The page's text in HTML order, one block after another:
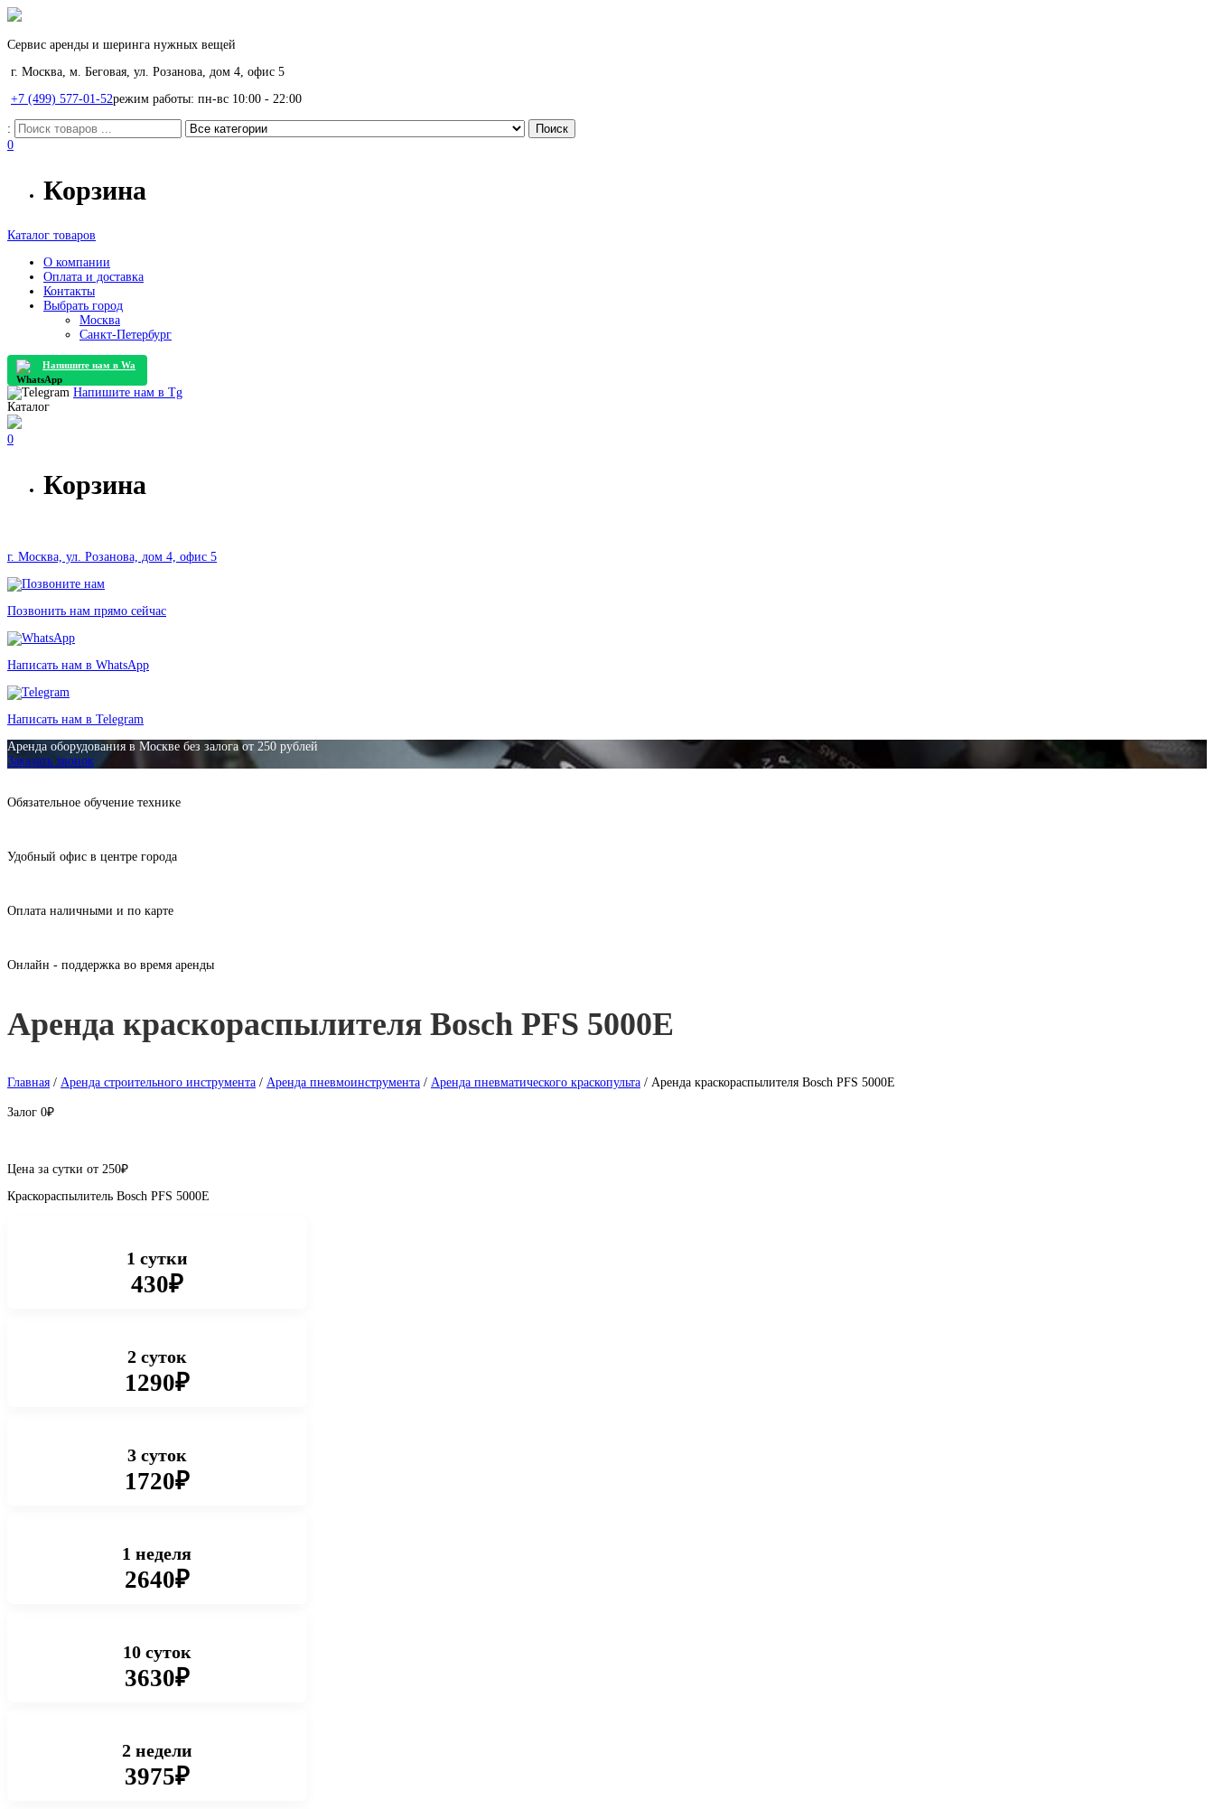
Сервис аренды и шеринга нужных вещей
г. Москва, м. Беговая, ул. Розанова, дом 4, офис 5
+7 (499) 577-01-52режим работы: пн-вс 10:00 - 22:00
:
0
Корзина
Каталог товаров
О компании
Оплата и доставка
Контакты
Выбрать город
Москва
Санкт-Петербург
Напишите нам в Wa
Напишите нам в Tg
Каталог
0
Корзина
г. Москва, ул. Розанова, дом 4, офис 5
Позвонить нам прямо сейчас
Написать нам в WhatsApp
Написать нам в Telegram
Аренда оборудования в Москве без залога от 250 рублей
Заказать звонок
Обязательное обучение технике
Удобный офис в центре города
Оплата наличными и по карте
Онлайн - поддержка во время аренды
Аренда краскораспылителя Bosch PFS 5000E
Главная / Аренда строительного инструмента / Аренда пневмоинструмента / Аренда пневматического краскопульта / Аренда краскораспылителя Bosch PFS 5000E
Залог 0₽
Цена за сутки от 250₽
Краскораспылитель Bosch PFS 5000E
1 сутки
430₽
2 суток
1290₽
3 суток
1720₽
1 неделя
2640₽
10 суток
3630₽
2 недели
3975₽